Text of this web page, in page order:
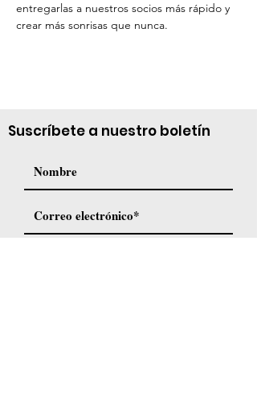
entregarlas a nuestros socios más rápido y
crear más sonrisas que nunca.
Suscríbete a nuestro boletín